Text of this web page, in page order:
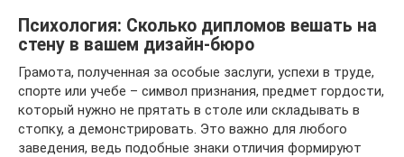
Психология: Сколько дипломов вешать на
стену в вашем дизайн-бюро
Грамота, полученная за особые заслуги, успехи в труде,
спорте или учебе – символ признания, предмет гордости,
который нужно не прятать в столе или складывать в
стопку, а демонстрировать. Это важно для любого
заведения, ведь подобные знаки отличия формируют